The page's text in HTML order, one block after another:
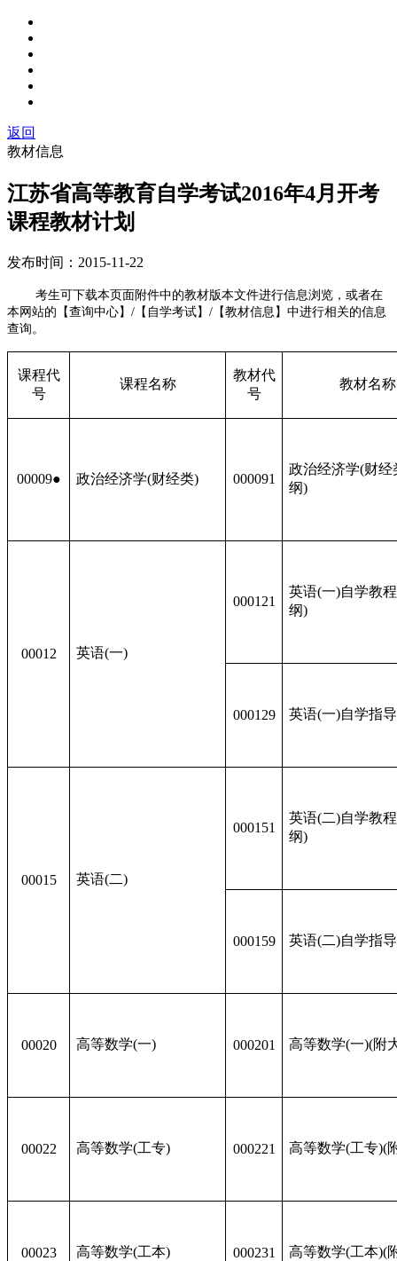
返回
教材信息
江苏省高等教育自学考试2016年4月开考
课程教材计划
发布时间： 2015-11-22
考生可下载本页面附件中的教材版本文件进行信息浏览，或者在
本网站的【查询中心】/【自学考试】/【教材信息】中进行相关的信息
查询。
课程代
号
课程名称
教材代
号
教材名称
00009● 政治经济学(财经类) 000091
政治经济学(财经
纲)
00012 英语(一)
000121
英语(一)自学教
纲)
000129 英语(一)自学指导
00015 英语(二)
000151
英语(二)自学教
纲)
000159 英语(二)自学指导
00020 高等数学(一) 000201 高等数学(一)(附
00022 高等数学(工专) 000221 高等数学(工专)(
00023 高等数学(工本) 000231 高等数学(工本)(